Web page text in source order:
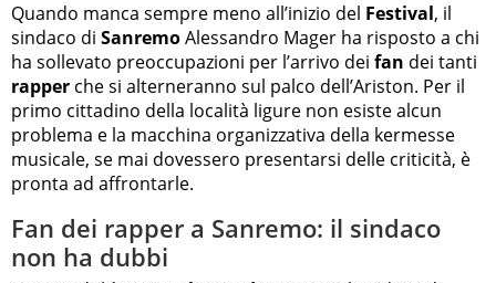
Quando manca sempre meno all’inizio del Festival, il
sindaco di SanremoAlessandro Mager ha risposto a chi
ha sollevato preoccupazioni per l’arrivo dei fan dei tanti
rapper che si alterneranno sul palco dell’Ariston. Per il
primo cittadino della località ligure non esiste alcun
problema e la macchina organizzativa della kermesse
musicale, se mai dovessero presentarsi delle criticità, è
pronta ad affrontarle.
Fan dei rapper a Sanremo: il sindaco
non ha dubbi